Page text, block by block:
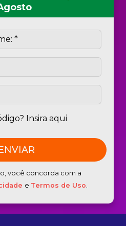
Insira aqui
você concorda com a
e Termos de Uso.